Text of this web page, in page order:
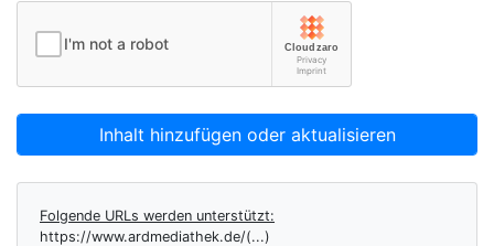
Inhalt hinzufügen oder aktualisieren
Folgende URLs werden unterstützt:
https://www.ardmediathek.de/(...)